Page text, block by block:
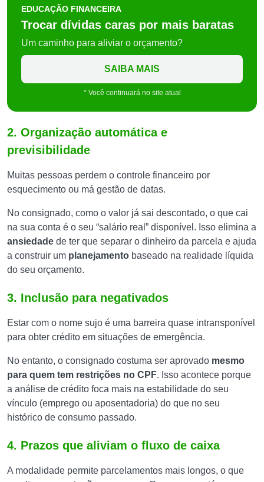
EDUCAÇÃO FINANCEIRA
Trocar dívidas caras por mais baratas
Um caminho para aliviar o orçamento?
SAIBA MAIS
* Você continuará no site atual
2. Organização automática e
previsibilidade
Muitas pessoas perdem o controle financeiro por
esquecimento ou má gestão de datas.
No consignado, como o valor já sai descontado, o que cai
na sua conta é o seu “salário real” disponível. Isso elimina a
ansiedade de ter que separar o dinheiro da parcela e ajuda
a construir um planejamento baseado na realidade líquida
do seu orçamento.
3. Inclusão para negativados
Estar com o nome sujo é uma barreira quase intransponível
para obter crédito em situações de emergência.
No entanto, o consignado costuma ser aprovado mesmo
para quem tem restrições no CPF. Isso acontece porque
a análise de crédito foca mais na estabilidade do seu
vínculo (emprego ou aposentadoria) do que no seu
histórico de consumo passado.
4. Prazos que aliviam o fluxo de caixa
A modalidade permite parcelamentos mais longos, o que